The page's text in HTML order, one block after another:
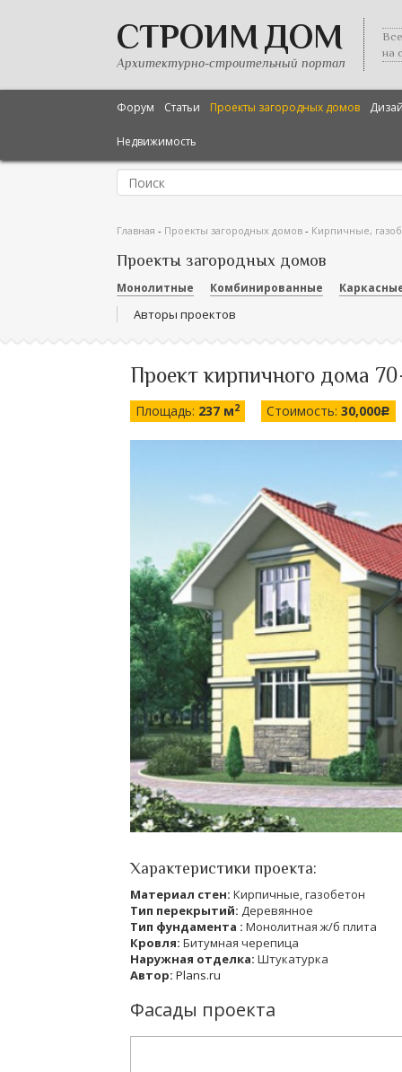
СТРОИМ ДОМ
Архитектурно-строительный портал
на
Форум Статьи Проекты загородных домов
Недвижимость
Главная - Проекты загородных домов - Кирпичные,
Проекты загородных домов
Монолитные Комбинированные
Авторы проектов
Проект кирпичного дома
Площадь: 237 м2 Стоимость: 30,000c
Характеристики проекта:
Материал стен: Кирпичные, газобетон
Тип перекрытий: Деревянное
Тип фундамента : Монолитная ж/б плита
Кровля: Битумная черепица
Наружная отделка: Штукатурка
Автор: Plans.ru
Фасады проекта